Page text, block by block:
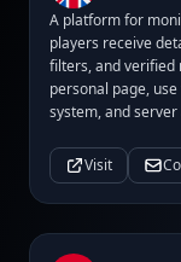
A platform for
players receive
filters, and verified
personal page,
system, and
Visit